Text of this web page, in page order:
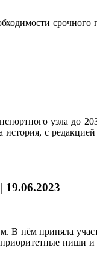
узла до
с
| 19.06.2023
приняла
ниши и